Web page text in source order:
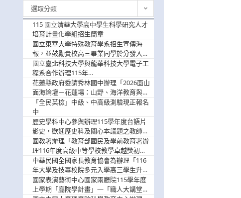
選取分類
115 國立清華大學高中學生科學研究人才
培育計畫化學組招生簡章
國立東華大學特殊教育學系招生宣傳海
報，並鼓勵貴校高三畢業同學於分發入學
階段踴躍選填。
國立臺北科技大學與龍華科技大學電子工
程系合作辦理115年
「115.08.10~08.12「AI賦能應用於智慧半
導體研習營」，歡迎學生踴躍報名參加
花蓮縣政府委請秀林國中辦理「2026面山
面海論壇－花蓮場：山野、海洋教育與戶
外安全實務課程」，歡迎踴躍報名參加
「全民英檢」中級、中高級測驗現正報名
中
歷史學科中心參與辦理115學年度台語片
影史，歡迎歷史科及關心本議題之教師踴
躍報名參加
國教署辦理「教育部國民及學前教育署辦
理116年度高級中等學校教學卓越獎初選
實施計畫」，鼓勵教師踴躍報名
中華民國全國家長教育協會為辦理「116
年大學及技專校院多元入學高三學生升學
輔導家長說明會」
國家表演藝術中心國家兩廳院115學年度
上學期「廳院學計畫」—「職人大講堂」